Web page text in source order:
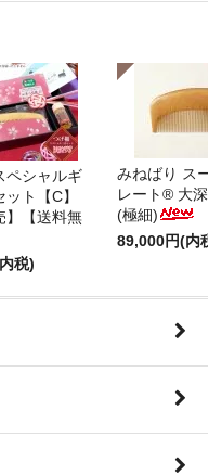
シャルギ
ト【C】
】【送料無
税)
みねばり ス
レート® 大
(極細)
89,000円(内